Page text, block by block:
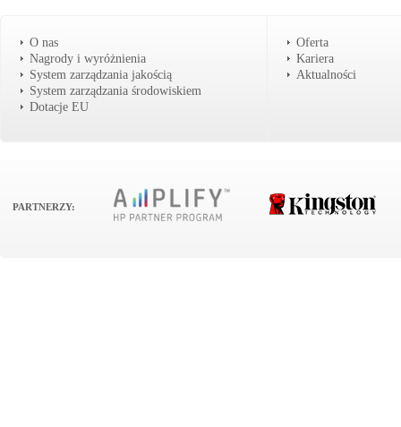
O nas
Nagrody i wyróżnienia
System zarządzania jakością
System zarządzania środowiskiem
Dotacje EU
Oferta
Kariera
Aktualności
PARTNERZY: